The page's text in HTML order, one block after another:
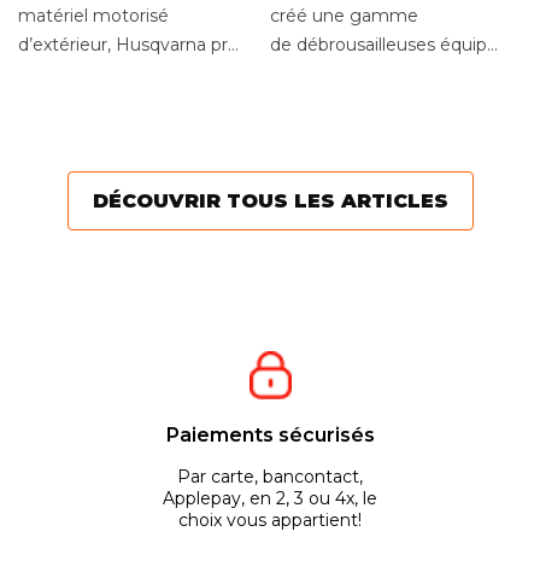
matériel motorisé
d’extérieur, Husqvarna propose
créé une gamme
de débrousailleuses équipées
DÉCOUVRIR TOUS LES ARTICLES
Paiements sécurisés
Par carte, bancontact,
Applepay, en 2, 3 ou 4x, le
choix vous appartient!